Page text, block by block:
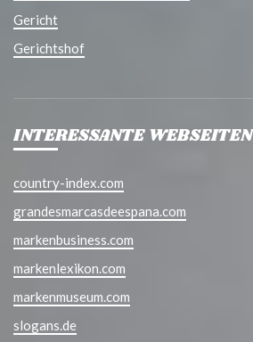
Gericht
Gerichtshof
INTERESSANTE WEBSEITEN
country-index.com
grandesmarcasdeespana.com
markenbusiness.com
markenlexikon.com
markenmuseum.com
slogans.de